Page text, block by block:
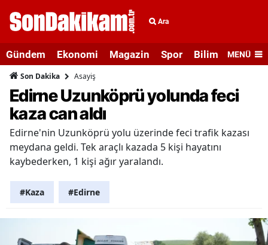
Ara
Gündem Ekonomi Magazin Spor Bilim veMENÜ
Son Dakika Asayiş
Edirne Uzunköprü yolunda feci
kaza can aldı
Edirne'nin Uzunköprü yolu üzerinde feci trafik kazası
meydana geldi. Tek araçlı kazada 5 kişi hayatını
kaybederken, 1 kişi ağır yaralandı.
#Kaza #Edirne